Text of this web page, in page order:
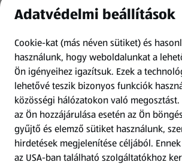
Információk
Kérdőív
Fizetési lehetőségek
ALDI utalványok
Árcsökkentés
Adatvédelmi beállítások
Cookie-kat (más néven sütiket) és
használunk, hogy weboldalunkat a
Ön igényeihez igazítsuk. Ezek a
lehetővé teszik bizonyos funkciók
közösségi hálózatokon való
az Ön hozzájárulása esetén az Ön
gyűjtő és elemző sütiket használunk,
hirdetések megjelenítése céljából.
az USA-ban található szolgáltatókhoz